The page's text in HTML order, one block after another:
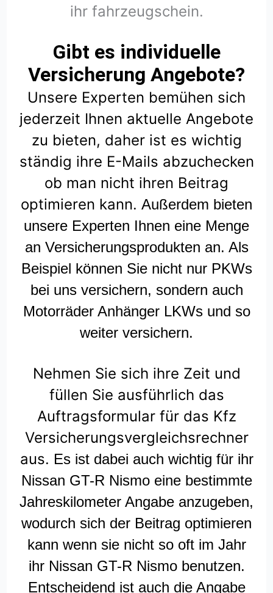
ihr fahrzeugschein.
Gibt es individuelle
Versicherung Angebote?
Unsere Experten bemühen sich
jederzeit Ihnen aktuelle Angebote
zu bieten, daher ist es wichtig
ständig ihre E-Mails abzuchecken
ob man nicht ihren Beitrag
optimieren kann. Außerdem bieten
unsere Experten Ihnen eine Menge
an Versicherungsprodukten an. Als
Beispiel können Sie nicht nur PKWs
bei uns versichern, sondern auch
Motorräder Anhänger LKWs und so
weiter versichern.
Nehmen Sie sich ihre Zeit und
füllen Sie ausführlich das
Auftragsformular für das Kfz
Versicherungsvergleichsrechner
aus. Es ist dabei auch wichtig für ihr
Nissan GT-R Nismo eine bestimmte
Jahreskilometer Angabe anzugeben,
wodurch sich der Beitrag optimieren
kann wenn sie nicht so oft im Jahr
ihr Nissan GT-R Nismo benutzen.
Entscheidend ist auch die Angabe